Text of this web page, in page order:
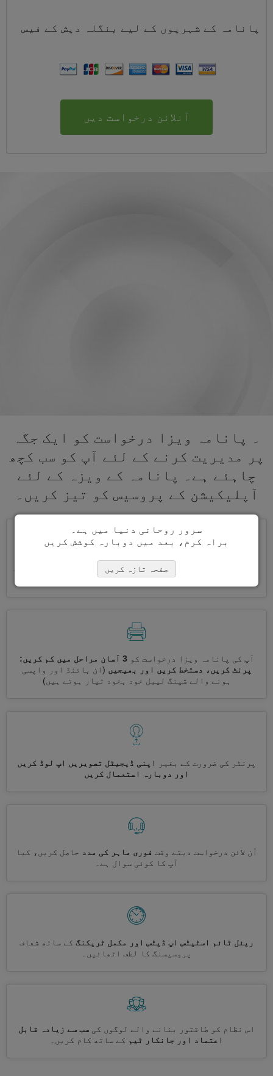
پانامہ کے شہریوں کے لیے بنگلہ دیش کے فیس
آنلائن درخواست دیں
۔ پانامہ ویزا درخواست کو ایک جگہ
پر مدیریت کرنے کے لئے آپ کو سب کچھ
چاہئے ہے۔ پانامہ کے ویزہ کے لئے
آپلیکیشن کے پروسیس کو تیز کریں۔
ایک ساتھ کئی ویزے درخواست کریں
خود بخود، تکراری معلومات
درج کرنے کی ضرورت نہیں ہے
آپ کی پانامہ ویزا درخواست کو
3 آسان مراحل میں کم کریں:
پرنٹ کریں، دستخط کریں اور بھیجیں (ان بائنڈ اور واپسی
ہونے والے شپنگ لیبل خود بخود تیار ہوتے ہیں)
پرنٹر کی ضرورت کے بغیر
اپنی ڈیجیٹل تصویریں اپ لوڈ کریں
اور دوبارہ استعمال کریں
آن لائن درخواست دیتے وقت فوری ماہر کی مدد حاصل کریں، کیا
آپ کا کوئی سوال ہے۔
ریئل ٹائم اسٹیٹس اپ ڈیٹس اور مکمل ٹریکنگ کے ساتھ شفاف
پروسیسنگ کا لطف اٹھائیں۔
اس نظام کو طاقتور بنانے والے لوگوں کی سب سے زیادہ قابل
اعتماد اور جانکار ٹیم کے ساتھ کام کریں۔
سرور روحانی دنیا میں ہے۔
براہ کرم، بعد میں دوبارہ کوشش کریں
صفحہ تازہ کریں